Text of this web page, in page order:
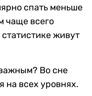
спать меньше
чаще всего
живут
Во сне
на всех уровнях.